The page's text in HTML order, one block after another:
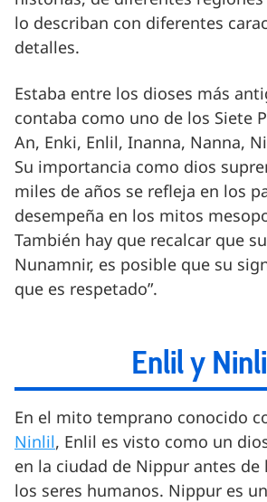
lo describan con diferentes
detalles.
Estaba entre los dioses más
contaba como uno de los Siete
An, Enki, Enlil, Inanna, Nanna,
Su importancia como dios
miles de años se refleja en los
desempeña en los mitos
También hay que recalcar que
Nunamnir, es posible que su
que es respetado”.
Enlil y
En el mito temprano conocido
Ninlil, Enlil es visto como un
en la ciudad de Nippur antes de
los seres humanos. Nippur es